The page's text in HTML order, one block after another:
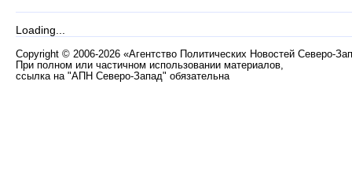
Loading...
Copyright © 2006-2026 «Агентство Политических Новостей Северо-
При полном или частичном использовании материалов,
ссылка на "АПН Северо-Запад" обязательна